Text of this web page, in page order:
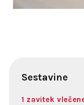
Sestavine
1 zavitek